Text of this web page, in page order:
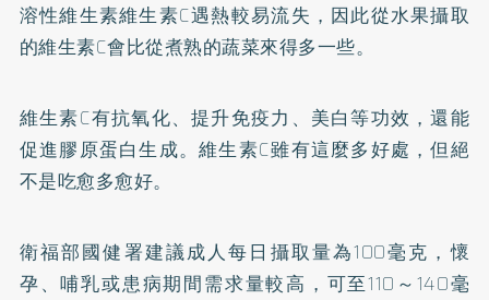
溶性維生素維生素C遇熱較易流失，因此從水果攝取
的維生素C會比從煮熟的蔬菜來得多一些。
維生素C有抗氧化、提升免疫力、美白等功效，還能
促進膠原蛋白生成。維生素C雖有這麼多好處，但絕
不是吃愈多愈好。
衛福部國健署建議成人每日攝取量為100毫克，懷
孕、哺乳或患病期間需求量較高，可至110～140毫